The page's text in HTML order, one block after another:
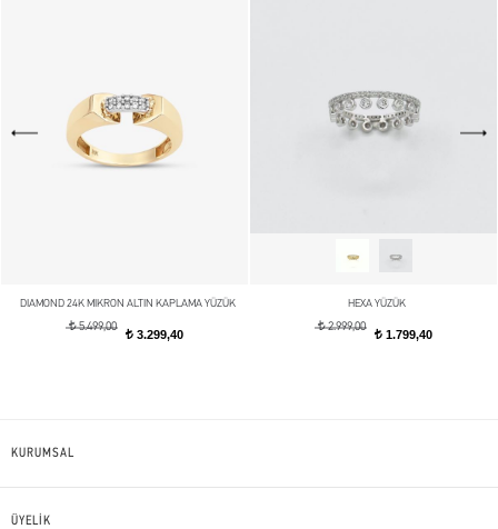
DIAMOND 24K MIKRON ALTIN KAPLAMA YÜZÜK
t5.499,00
t 3.299,40
HEXA YÜZÜK
t2.999,00
t 1.799,40
KURUMSAL
ÜYELİK